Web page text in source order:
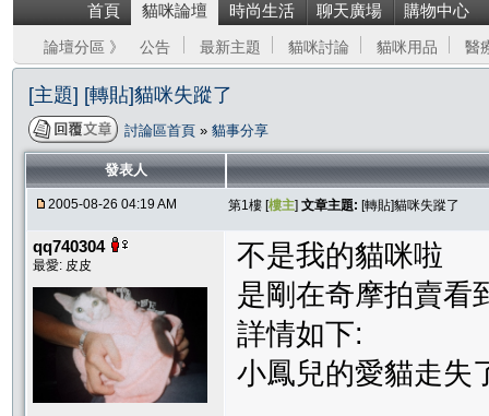
首頁 貓咪論壇 時尚生活 聊天廣場 購物中心
論壇分區 》 公告 最新主題 貓咪討論 貓咪用品 醫
[主題] [轉貼]貓咪失蹤了
討論區首頁 » 貓事分享
發表人
2005-08-26 04:19 AM 第1樓 [樓主] 文章主題: [轉貼]貓咪失蹤了
qq740304
最愛: 皮皮
不是我的貓咪啦
是剛在奇摩拍賣看
詳情如下:
小鳳兒的愛貓走失